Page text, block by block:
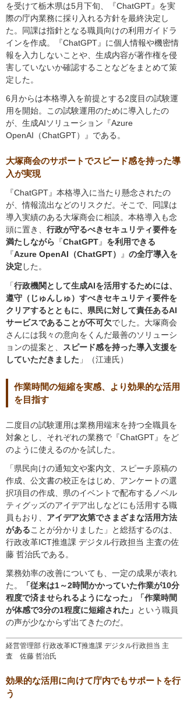
を受けて栃木県は5月下旬、『ChatGPT』を実
際の庁内業務に採り入れる方針を最終決定し
た。同課は指針となる職員向けの利用ガイドラ
インを作成。『ChatGPT』に個人情報や機密情
報を入力しないことや、生成内容が著作権を侵
害していないか確認することなどをまとめて策
定した。
6月からは本格導入を前提とする2度目の試験運
用を開始。この試験運用のために導入したの
が、生成AIソリューション『Azure
OpenAI（ChatGPT）』である。
大塚商会のサポートでスピード感を持った導
入が実現
『ChatGPT』本格導入に当たり懸念されたの
が、情報流出などのリスクだ。そこで、同課は
導入実績のある大塚商会に相談。本格導入も念
頭に置き、 行政が守るべきセキュリティ要件を
満たしながら 『ChatGPT』 を利用できる
『Azure OpenAI（ChatGPT） 』 の全庁導入を
決定 した。
「行政機関として生成AIを活用するためには、
遵守（じゅんしゅ）すべきセキュリティ要件を
クリアするとともに、県民に対して責任あるAI
サービスであることが不可欠でした。大塚商会
さんには我々の意向をくんだ最善のソリューシ
ョンの提案と、
スピード感を持った導入支援を
していただきました 」（江連氏）
作業時間の短縮を実感、より効果的な活用
を目指す
経営管理部 行政改革ICT推進課 デジタル行政担当 主
査 佐藤 哲治氏
二度目の試験運用は業務用端末を持つ全職員を
対象とし、それぞれの業務で『ChatGPT』をど
のように使えるのかを試した。
「県民向けの通知文や案内文、スピーチ原稿の
作成、公文書の校正をはじめ、アンケートの選
択項目の作成、県のイベントで配布するノベル
ティグッズのアイデア出しなどにも活用する職
員もおり、 アイデア次第でさまざまな活用方法
があることが分かりました」と総括するのは、
行政改革ICT推進課 デジタル行政担当 主査の佐
藤 哲治氏である。
業務効率の改善についても、一定の成果が表れ
た。
「従来は1～2時間かかっていた作業が10分
程度で済ませられるようになった」「作業時間
が体感で3分の1程度に短縮された」 という職員
の声が少なからず出てきたのだ。
効果的な活用に向けて庁内でもサポートを行
う